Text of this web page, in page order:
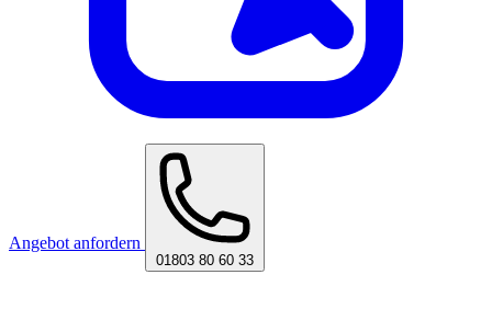
Angebot anfordern
01803 80 60 33